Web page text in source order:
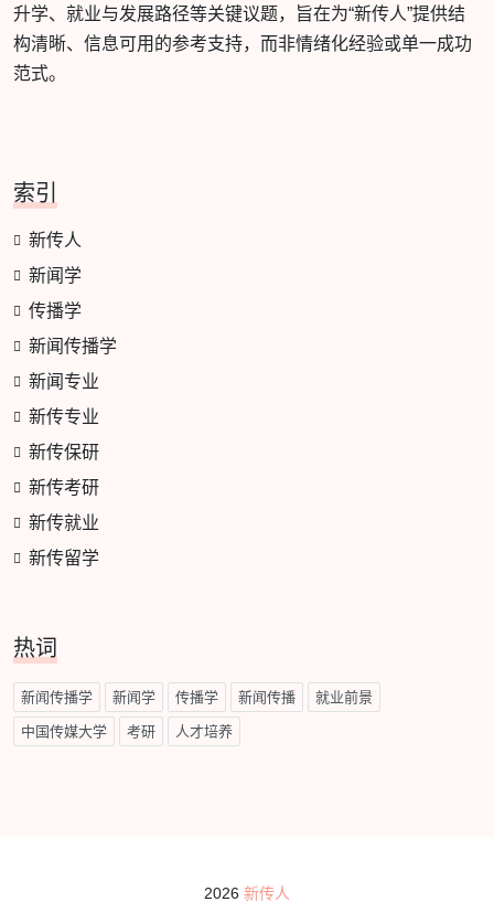
升学、就业与发展路径等关键议题，旨在为“新传人”提供结
构清晰、信息可用的参考支持，而非情绪化经验或单一成功
范式。
索引
新传人
新闻学
传播学
新闻传播学
新闻专业
新传专业
新传保研
新传考研
新传就业
新传留学
热词
新闻传播学 新闻学 传播学 新闻传播 就业前景
中国传媒大学 考研 人才培养
2026 新传人